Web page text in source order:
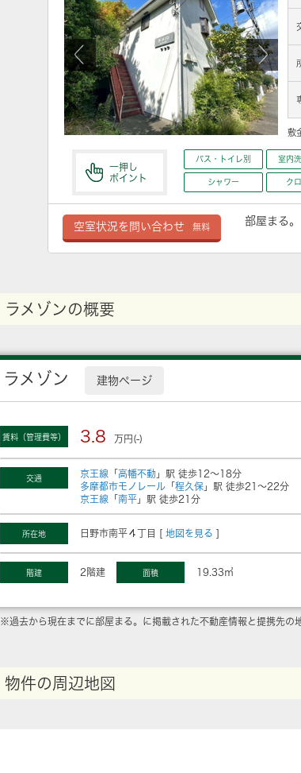
敷
一押し
ポイント
バス・トイレ別 室内
シャワー ク
空室状況を問い合わせ 無料
部屋まる。
ラメゾンの概要
ラメゾン 建物ページ
賃料（管理費等） 3.8 万円(-)
交通 京王線 「 高幡不動 」駅 徒歩12～18分
多摩都市モノレール 「 程久保 」駅 徒歩21～22分
京王線 「 南平 」駅 徒歩21分
所在地 日野市南平４丁目 [ 地図を見る ]
階建 2階建 面積 19.33㎡
※過去から現在までに部屋まる。に掲載された不動産情報と提携先の
物件の周辺地図